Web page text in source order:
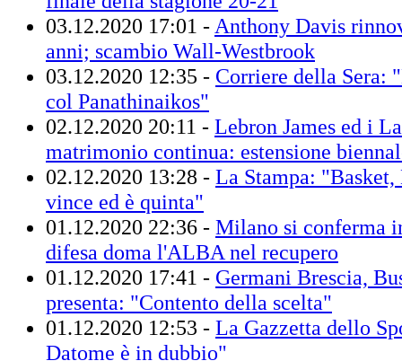
03.12.2020 17:01 - Anthony Davis
anni; scambio Wall-Westbrook
03.12.2020 12:35 - Corriere della Sera:
col Panathinaikos"
02.12.2020 20:11 - Lebron James ed i
matrimonio continua: estensione
02.12.2020 13:28 - La Stampa:
vince ed è quinta"
01.12.2020 22:36 - Milano si conferma
difesa doma l'ALBA nel recupero
01.12.2020 17:41 - Germani Brescia,
presenta: "Contento della scelta"
01.12.2020 12:53 - La Gazzetta dello
Datome è in dubbio"